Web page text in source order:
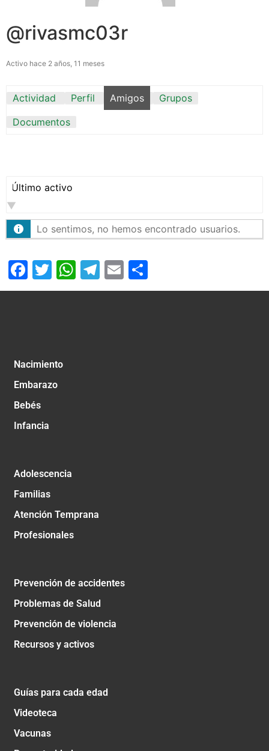
@rivasmc03r
Activo hace 2 años, 11 meses
Actividad Perfil Amigos
Grupos
Documentos
Mostrar:
Lo sentimos, no hemos encontrado usuarios.
Facebook
Twitter
WhatsApp
Telegram
Email
Nacimiento
Embarazo
Bebés
Infancia
Adolescencia
Familias
Atención Temprana
Profesionales
Prevención de accidentes
Problemas de Salud
Prevención de violencia
Recursos y activos
Guías para cada edad
Videoteca
Vacunas